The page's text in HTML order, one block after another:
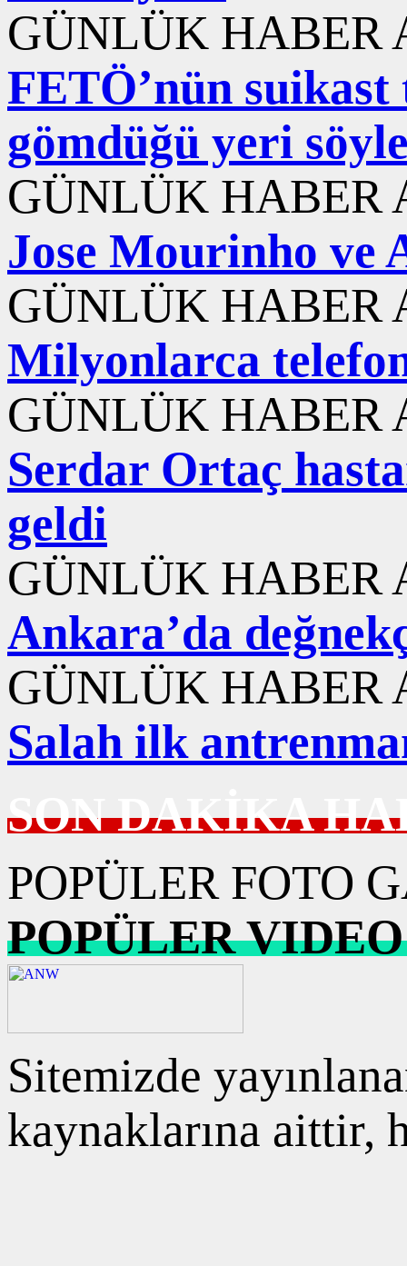
GÜNLÜK HABER
FETÖ’nün
gömdüğü yeri
GÜNLÜK HABER
Jose Mourinho ve
GÜNLÜK HABER
Milyonlarca
GÜNLÜK HABER
Serdar Ortaç
geldi
GÜNLÜK HABER
Ankara’da
GÜNLÜK HABER
Salah ilk
SON DAKİKA
POPÜLER FOTO
POPÜLER
Sitemizde
kaynaklarına aittir,